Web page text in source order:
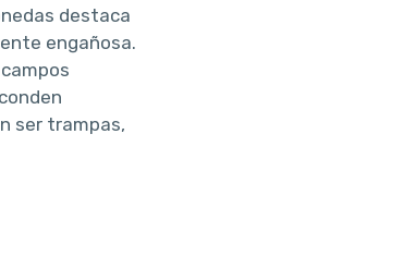
destaca
engañosa.
ser trampas,